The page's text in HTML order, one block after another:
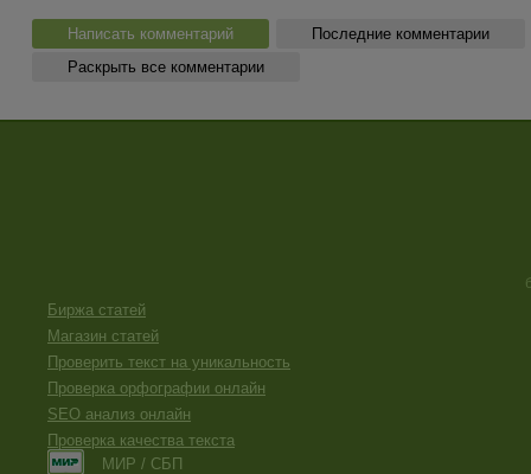
Написать комментарий
Последние комментарии
Раскрыть все комментарии
Биржа статей
Магазин статей
Проверить текст на уникальность
Проверка орфографии онлайн
SEO анализ онлайн
Проверка качества текста
МИР / СБП